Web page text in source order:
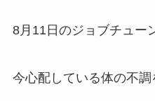
8月11日のジョブチュー
今心配している体の不